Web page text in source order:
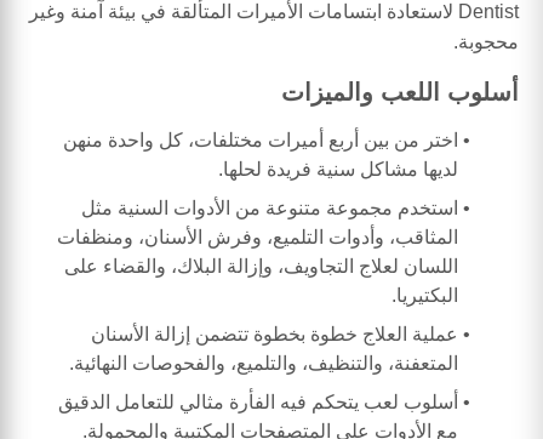
Dentist لاستعادة ابتسامات الأميرات المتألقة في بيئة آمنة وغير
محجوبة.
أسلوب اللعب والميزات
اختر من بين أربع أميرات مختلفات، كل واحدة منهن
لديها مشاكل سنية فريدة لحلها.
استخدم مجموعة متنوعة من الأدوات السنية مثل
المثاقب، وأدوات التلميع، وفرش الأسنان، ومنظفات
اللسان لعلاج التجاويف، وإزالة البلاك، والقضاء على
البكتيريا.
عملية العلاج خطوة بخطوة تتضمن إزالة الأسنان
المتعفنة، والتنظيف، والتلميع، والفحوصات النهائية.
أسلوب لعب يتحكم فيه الفأرة مثالي للتعامل الدقيق
مع الأدوات على المتصفحات المكتبية والمحمولة.